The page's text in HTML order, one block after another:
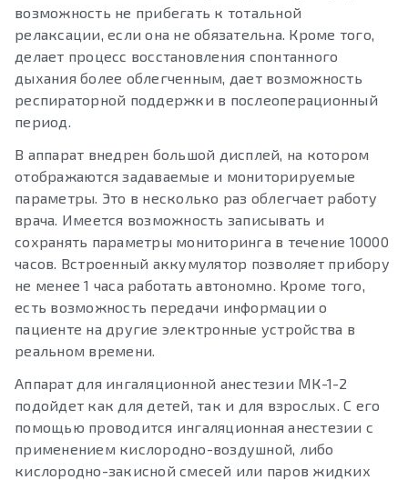
возможность не прибегать к тотальной
релаксации, если она не обязательна. Кроме того,
делает процесс восстановления спонтанного
дыхания более облегченным, дает возможность
респираторной поддержки в послеоперационный
период.
В аппарат внедрен большой дисплей, на котором
отображаются задаваемые и мониторируемые
параметры. Это в несколько раз облегчает работу
врача. Имеется возможность записывать и
сохранять параметры мониторинга в течение 10000
часов. Встроенный аккумулятор позволяет прибору
не менее 1 часа работать автономно. Кроме того,
есть возможность передачи информации о
пациенте на другие электронные устройства в
реальном времени.
Аппарат для ингаляционной анестезии МК-1-2
подойдет как для детей, так и для взрослых. С его
помощью проводится ингаляционная анестезии с
применением кислородно-воздушной, либо
кислородно-закисной смесей или паров жидких